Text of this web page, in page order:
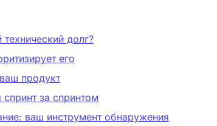
долг?
его
продукт
за спринтом
ваш инструмент обнаружения